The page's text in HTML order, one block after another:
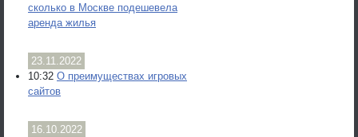
сколько в Москве подешевела
аренда жилья
23.11.2022
10:32 О преимуществах игровых
сайтов
16.10.2022